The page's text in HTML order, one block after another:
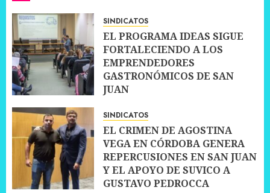
SINDICATOS
EL PROGRAMA IDEAS SIGUE
FORTALECIENDO A LOS
EMPRENDEDORES
GASTRONÓMICOS DE SAN
JUAN
SINDICATOS
EL CRIMEN DE AGOSTINA
VEGA EN CÓRDOBA GENERA
REPERCUSIONES EN SAN JUAN
Y EL APOYO DE SUVICO A
GUSTAVO PEDROCCA